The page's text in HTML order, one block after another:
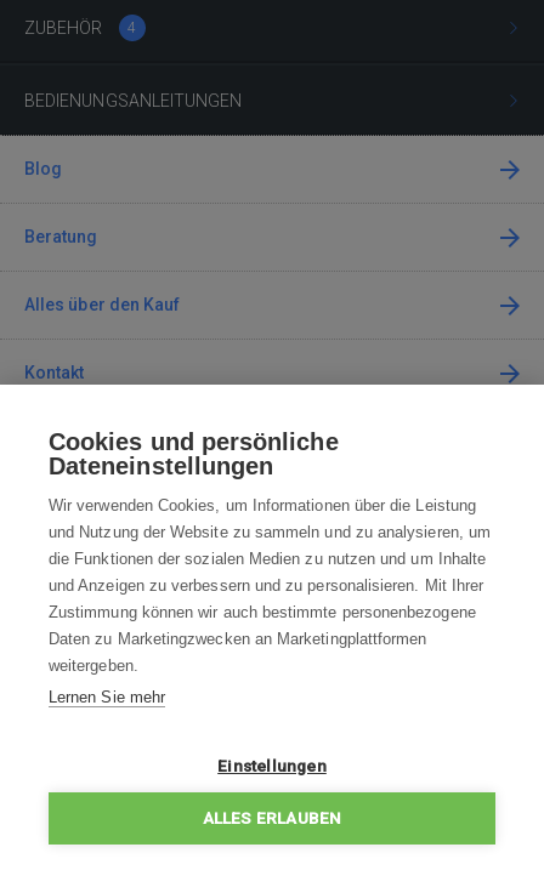
ZUBEHÖR 4
BEDIENUNGSANLEITUNGEN
Blog
Beratung
Alles über den Kauf
Kontakt
Kontaktieren Sie uns
info@robotworld.de
+49 25 197 159 962 Mo-Fr 8:00—16:00 Uhr
ALLE KONTAKTE
WIDERRUFSBELEHRUNG
DATENSCHUTZERKLÄRUNG
Cookies und persönliche
Dateneinstellungen
Wir verwenden Cookies, um Informationen über die Leistung
und Nutzung der Website zu sammeln und zu analysieren, um
die Funktionen der sozialen Medien zu nutzen und um Inhalte
und Anzeigen zu verbessern und zu personalisieren. Mit Ihrer
Zustimmung können wir auch bestimmte personenbezogene
Daten zu Marketingzwecken an Marketingplattformen
weitergeben.
Lernen Sie mehr
Einstellungen
ALLES ERLAUBEN